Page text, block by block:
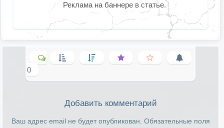
Реклама на баннере в статье.
0
Добавить комментарий
Ваш адрес email не будет опубликован. Обязательные поля